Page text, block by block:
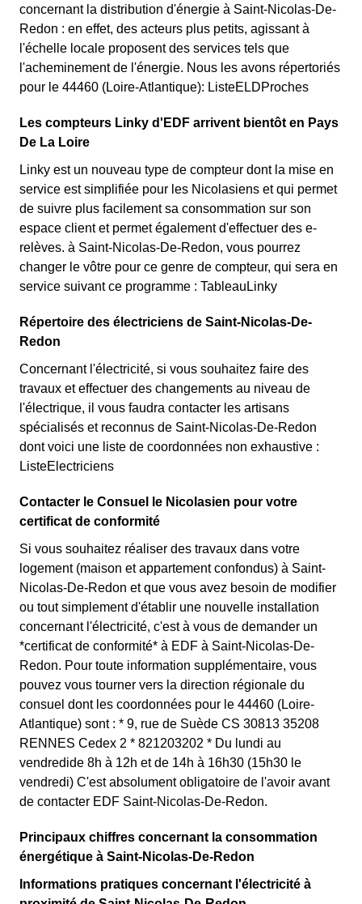
concernant la distribution d'énergie à Saint-Nicolas-De-
Redon : en effet, des acteurs plus petits, agissant à
l'échelle locale proposent des services tels que
l'acheminement de l'énergie. Nous les avons répertoriés
pour le 44460 (Loire-Atlantique): ListeELDProches
Les compteurs Linky d'EDF arrivent bientôt en Pays
De La Loire
Linky est un nouveau type de compteur dont la mise en
service est simplifiée pour les Nicolasiens et qui permet
de suivre plus facilement sa consommation sur son
espace client et permet également d'effectuer des e-
relèves. à Saint-Nicolas-De-Redon, vous pourrez
changer le vôtre pour ce genre de compteur, qui sera en
service suivant ce programme : TableauLinky
Répertoire des électriciens de Saint-Nicolas-De-
Redon
Concernant l'électricité, si vous souhaitez faire des
travaux et effectuer des changements au niveau de
l'électrique, il vous faudra contacter les artisans
spécialisés et reconnus de Saint-Nicolas-De-Redon
dont voici une liste de coordonnées non exhaustive :
ListeElectriciens
Contacter le Consuel le Nicolasien pour votre
certificat de conformité
Si vous souhaitez réaliser des travaux dans votre
logement (maison et appartement confondus) à Saint-
Nicolas-De-Redon et que vous avez besoin de modifier
ou tout simplement d'établir une nouvelle installation
concernant l'électricité, c'est à vous de demander un
*certificat de conformité* à EDF à Saint-Nicolas-De-
Redon. Pour toute information supplémentaire, vous
pouvez vous tourner vers la direction régionale du
consuel dont les coordonnées pour le 44460 (Loire-
Atlantique) sont : * 9, rue de Suède CS 30813 35208
RENNES Cedex 2 * 821203202 * Du lundi au
vendredide 8h à 12h et de 14h à 16h30 (15h30 le
vendredi) C'est absolument obligatoire de l'avoir avant
de contacter EDF Saint-Nicolas-De-Redon.
Principaux chiffres concernant la consommation
énergétique à Saint-Nicolas-De-Redon
Informations pratiques concernant l'électricité à